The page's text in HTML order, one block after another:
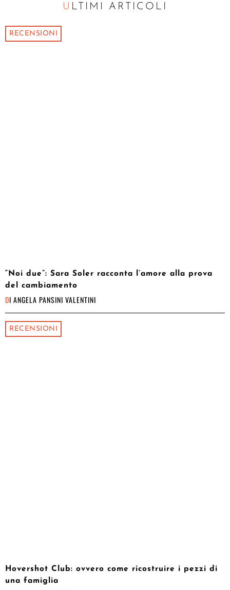
ULTIMI ARTICOLI
RECENSIONI
“Noi due”: Sara Soler racconta l’amore alla prova
del cambiamento
DI ANGELA PANSINI VALENTINI
RECENSIONI
Hovershot Club: ovvero come ricostruire i pezzi di
una famiglia